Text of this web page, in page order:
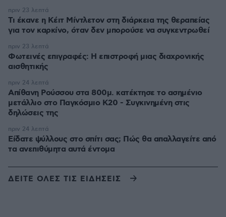
Τι έκανε η Κέιτ Μίντλετον στη διάρκεια της θεραπείας
για τον καρκίνο, όταν δεν μπορούσε να συγκεντρωθεί
πριν 23 λεπτά
Φωτεινές επιγραφές: Η επιστροφή μιας διαχρονικής
αισθητικής
πριν 23 λεπτά
Απίθανη Ρούσσου στα 800μ. κατέκτησε το ασημένιο
μετάλλιο στο Παγκόσμιο Κ20 - Συγκινημένη στις
δηλώσεις της
πριν 24 λεπτά
Είδατε ψύλλους στο σπίτι σας; Πώς θα απαλλαγείτε από
τα ανεπιθύμητα αυτά έντομα
πριν 24 λεπτά
ΔΕΙΤΕ ΟΛΕΣ ΤΙΣ ΕΙΔΗΣΕΙΣ